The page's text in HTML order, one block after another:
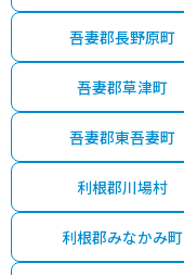
吾妻郡長野原町
吾妻郡草津町
吾妻郡東吾妻町
利根郡川場村
利根郡みなかみ町